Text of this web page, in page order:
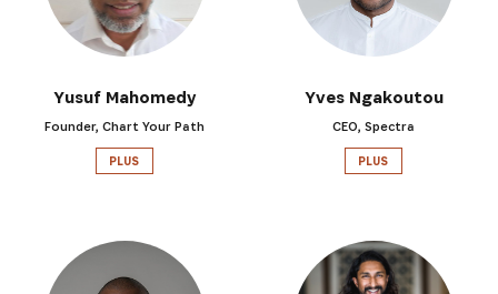
Yusuf Mahomedy
Founder, Chart Your Path
PLUS
Yves Ngakoutou
CEO, Spectra
PLUS